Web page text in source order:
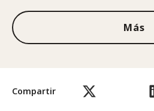
Compartir
Más